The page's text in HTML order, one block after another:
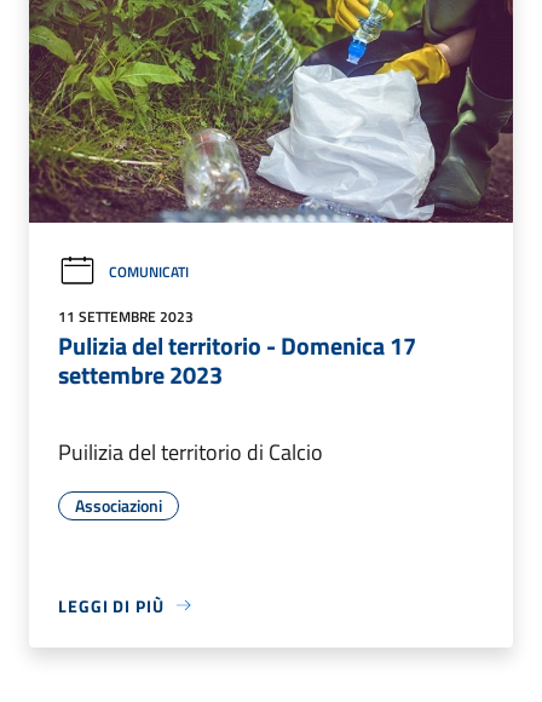
COMUNICATI
11 SETTEMBRE 2023
Pulizia del territorio - Domenica 17
settembre 2023
Puilizia del territorio di Calcio
Associazioni
LEGGI DI PIÙ